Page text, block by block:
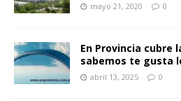
mayo 21, 2020 0
En Provincia cubre
sabemos te gusta
abril 13, 2025 0